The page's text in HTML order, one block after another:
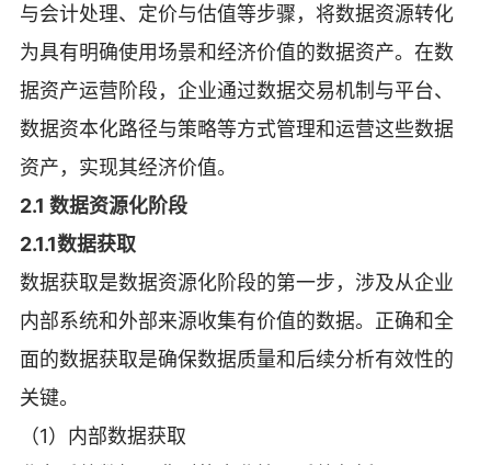
与会计处理、定价与估值等步骤，将数据资源转化
为具有明确使用场景和经济价值的数据资产。在数
据资产运营阶段，企业通过数据交易机制与平台、
数据资本化路径与策略等方式管理和运营这些数据
资产，实现其经济价值。
2.1 数据资源化阶段
2.1.1数据获取
数据获取是数据资源化阶段的第一步，涉及从企业
内部系统和外部来源收集有价值的数据。正确和全
面的数据获取是确保数据质量和后续分析有效性的
关键。
（1）内部数据获取